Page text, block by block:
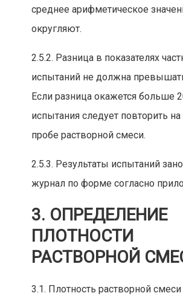
среднее арифметическое
округляют.
2.5.2. Разница в показателях
испытаний не должна
Если разница окажется больше
испытания следует повторить
пробе растворной смеси.
2.5.3. Результаты испытаний
журнал по форме согласно
3. ОПРЕДЕЛЕНИЕ
ПЛОТНОСТИ
РАСТВОРНОЙ
3.1. Плотность растворной смеси